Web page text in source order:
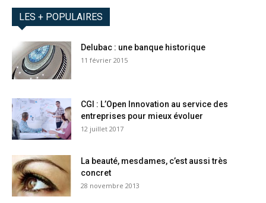
LES + POPULAIRES
Delubac : une banque historique
11 février 2015
CGI : L’Open Innovation au service des
entreprises pour mieux évoluer
12 juillet 2017
La beauté, mesdames, c’est aussi très
concret
28 novembre 2013